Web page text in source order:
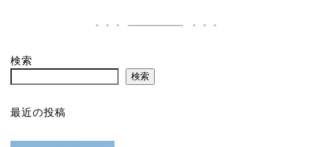
検索
検索
最近の投稿